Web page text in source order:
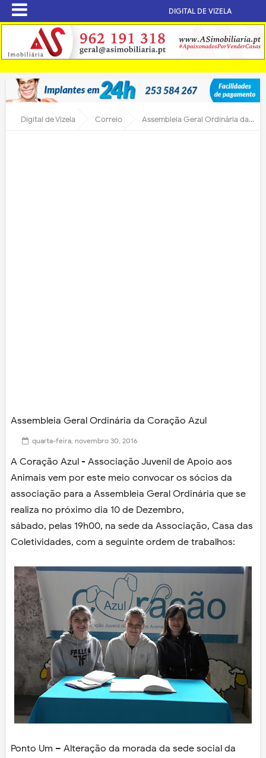
DIGITAL DE VIZELA
Digital de Vizela Correio Assembleia Geral Ordinária da Coração Azul
Assembleia Geral Ordinária da Coração Azul
quarta-feira, novembro 30, 2016
A Coração Azul - Associação Juvenil de Apoio aos
Animais vem por este meio convocar os sócios da
associação para a Assembleia Geral Ordinária que se
realiza no próximo dia 10 de Dezembro,
sábado, pelas 19h00, na sede da Associação, Casa das
Coletividades, com a seguinte ordem de trabalhos:
Ponto Um – Alteração da morada da sede social da